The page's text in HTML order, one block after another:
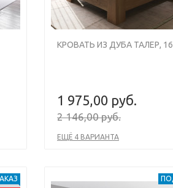
КРОВАТЬ ИЗ ДУБА ТАЛЕР,
1 975,00 руб.
2 146,00 руб.
ЕЩЁ 4 ВАРИАНТА